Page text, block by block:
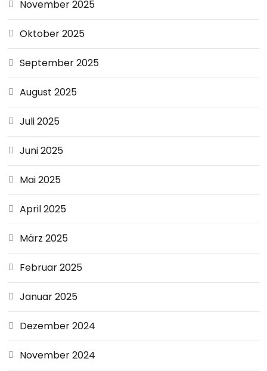
November 2025
Oktober 2025
September 2025
August 2025
Juli 2025
Juni 2025
Mai 2025
April 2025
März 2025
Februar 2025
Januar 2025
Dezember 2024
November 2024